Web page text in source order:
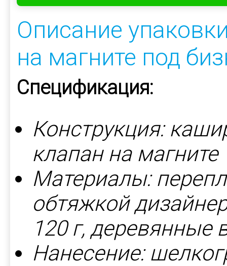
Описание
на магните под
Спецификация:
Конструкция:
клапан на магните
Материалы:
обтяжкой
120 г, деревянные
Нанесение: